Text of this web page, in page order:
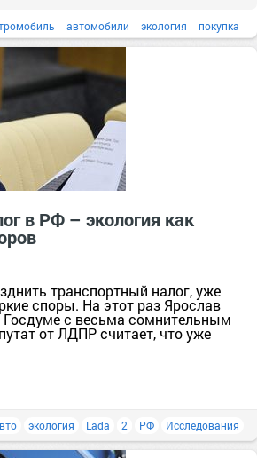
автомобили экология покупка
в РФ – экология как
транспортный налог, уже
споры. На этот раз Ярослав
с весьма сомнительным
от ЛДПР считает, что уже
экология Lada 2 РФ Исследования